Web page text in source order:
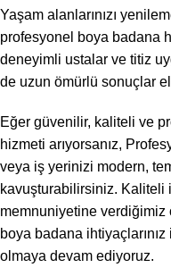
Yaşam alanlarınızı
profesyonel boya badana
deneyimli ustalar ve titiz
de uzun ömürlü sonuçlar
Eğer güvenilir, kaliteli ve
hizmeti arıyorsanız,
veya iş yerinizi modern,
kavuşturabilirsiniz. Kaliteli
memnuniyetine
boya badana
olmaya devam ediyoruz.